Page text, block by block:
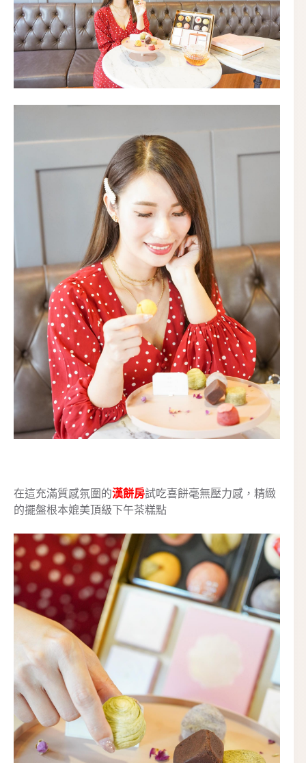
在這充滿質感氛圍的漢餅房試吃喜餅毫無壓力感，精緻
的擺盤根本媲美頂級下午茶糕點